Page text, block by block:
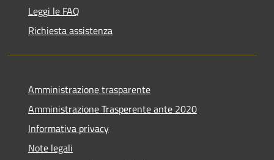
Leggi le FAQ
Richiesta assistenza
Amministrazione trasparente
Amministrazione Trasperente ante 2020
Informativa privacy
Note legali